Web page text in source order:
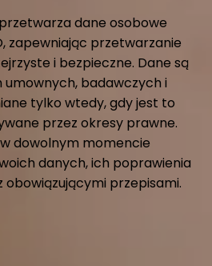
dane osobowe
zapewniając przetwarzanie
i bezpieczne. Dane są
umownych, badawczych i
tylko wtedy, gdy jest to
przez okresy prawne.
w dowolnym momencie
danych, ich poprawienia
obowiązującymi przepisami.